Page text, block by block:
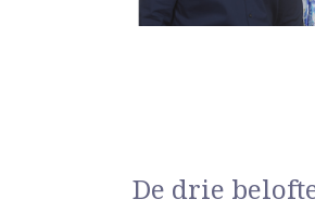
De drie